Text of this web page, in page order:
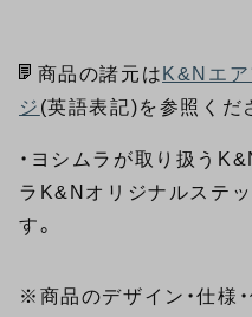
商品の諸元は K&Nエ
ジ (英語表記)を参照くだ
・ヨシムラが取り扱う
ラK&Nオリジナルステ
す。
※商品のデザイン・仕様